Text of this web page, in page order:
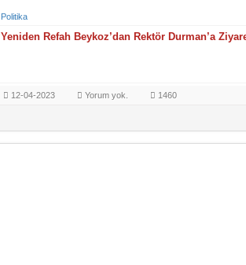
Politika
Yeniden Refah Beykoz’dan Rektör Durman’a
12-04-2023 Yorum yok. 1460